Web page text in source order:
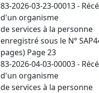
83-2026-03-23-00013 -
d'un organisme
de services à la personne
enregistré sous le N°
pages) Page 23
83-2026-04-03-00003 -
d'un organisme
de services à la personne